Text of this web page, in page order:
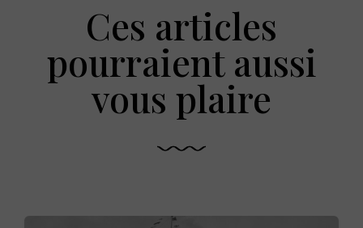
Ces articles
pourraient aussi
vous plaire